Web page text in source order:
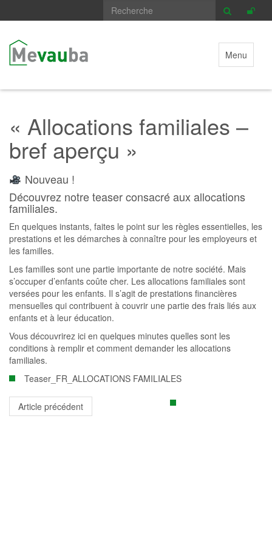
Menu
« Allocations familiales –
bref aperçu »
Nouveau !
Découvrez notre teaser consacré aux allocations
familiales.
En quelques instants, faites le point sur les règles essentielles, les
prestations et les démarches à connaître pour les employeurs et
les familles.
Les familles sont une partie importante de notre société. Mais
s’occuper d’enfants coûte cher. Les allocations familiales sont
versées pour les enfants. Il s’agit de prestations financières
mensuelles qui contribuent à couvrir une partie des frais liés aux
enfants et à leur éducation.
Vous découvrirez ici en quelques minutes quelles sont les
conditions à remplir et comment demander les allocations
familiales.
Teaser_FR_ALLOCATIONS FAMILIALES
Article précédent